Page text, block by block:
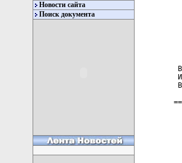
Новости сайта
Поиск документа